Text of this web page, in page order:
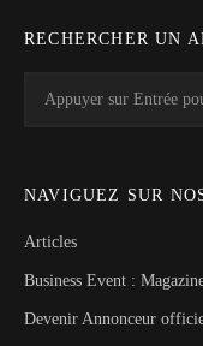
RECHERCHER UN
for:
NAVIGUEZ SUR
Articles
Business Event :
Devenir Annonceur